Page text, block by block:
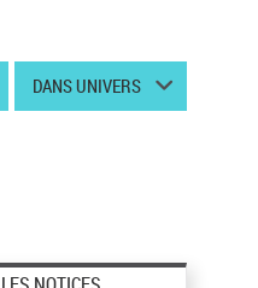
DANS UNIVERS